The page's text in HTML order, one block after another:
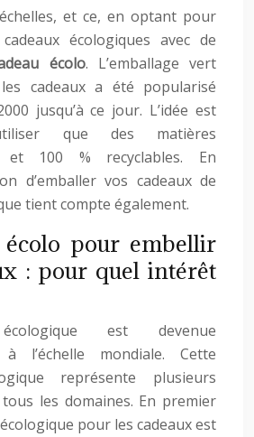
et ce, en optant pour
écologiques avec de
écolo. L’emballage vert
cadeaux a été popularisé
jusqu’à ce jour. L’idée est
que des matières
et 100 % recyclables. En
d’emballer vos cadeaux de
tient compte également.
écolo pour embellir
: pour quel intérêt
est devenue
à l’échelle mondiale. Cette
représente plusieurs
les domaines. En premier
pour les cadeaux est